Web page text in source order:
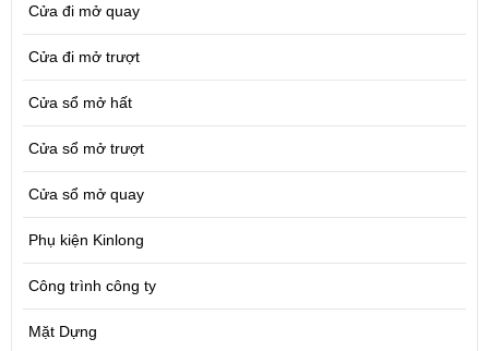
Cửa đi mở quay
Cửa đi mở trượt
Cửa sổ mở hất
Cửa sổ mở trượt
Cửa sổ mở quay
Phụ kiện Kinlong
Công trình công ty
Mặt Dựng